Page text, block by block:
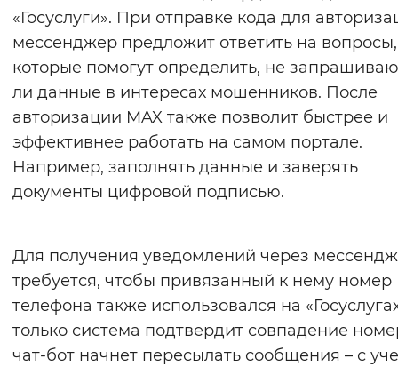
«Госуслуги». При отправке кода для
мессенджер предложит ответить на вопросы,
которые помогут определить, не
ли данные в интересах мошенников. После
авторизации MAX также позволит быстрее и
эффективнее работать на самом портале.
Например, заполнять данные и заверять
документы цифровой подписью.
Для получения уведомлений через
требуется, чтобы привязанный к нему номер
телефона также использовался на
только система подтвердит совпадение
чат‑бот начнет пересылать сообщения – с